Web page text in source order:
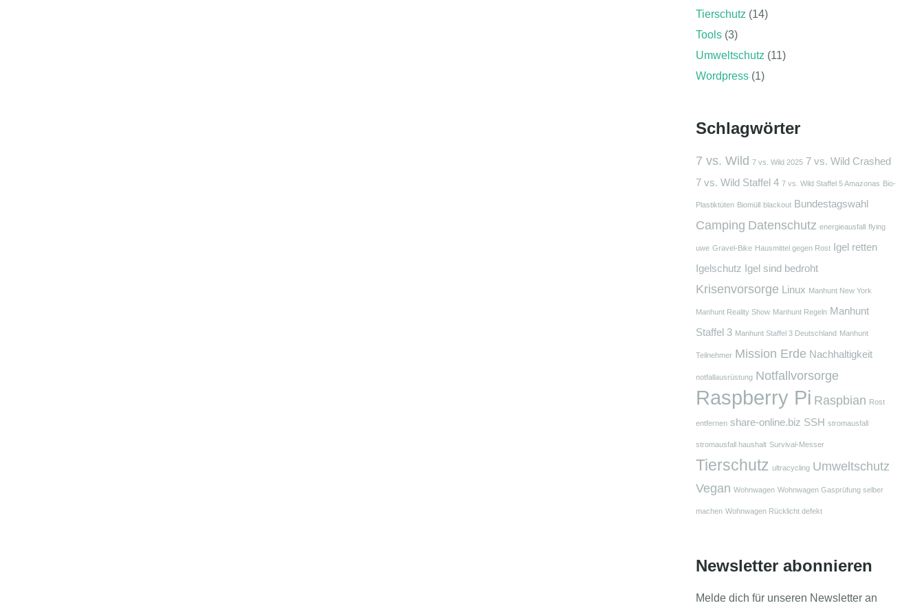
Tierschutz (14)
Tools (3)
Umweltschutz (11)
Wordpress (1)
Schlagwörter
7 vs. Wild 7 vs. Wild 2025 7 vs. Wild Crashed
7 vs. Wild Staffel 4 7 vs. Wild Staffel 5 Amazonas Bio-
Plastiktüten Biomüll blackout Bundestagswahl
Camping Datenschutz energieausfall flying
uwe Gravel-Bike Hausmittel gegen Rost Igel retten
Igelschutz Igel sind bedroht
Krisenvorsorge Linux Manhunt New York
Manhunt Reality Show Manhunt Regeln Manhunt
Staffel 3 Manhunt Staffel 3 Deutschland Manhunt
Teilnehmer Mission Erde Nachhaltigkeit
notfallausrüstung Notfallvorsorge
Raspberry Pi Raspbian Rost
entfernen share-online.biz SSH stromausfall
stromausfall haushalt Survival-Messer
Tierschutz ultracycling Umweltschutz
Vegan Wohnwagen Wohnwagen Gasprüfung selber
machen Wohnwagen Rücklicht defekt
Newsletter abonnieren
Melde dich für unseren Newsletter an